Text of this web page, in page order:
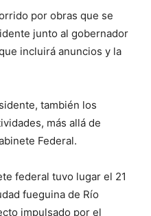
por obras que se
junto al gobernador
incluirá anuncios y la
también los
más allá de
Federal.
federal tuvo lugar el 21
fueguina de Río
impulsado por el